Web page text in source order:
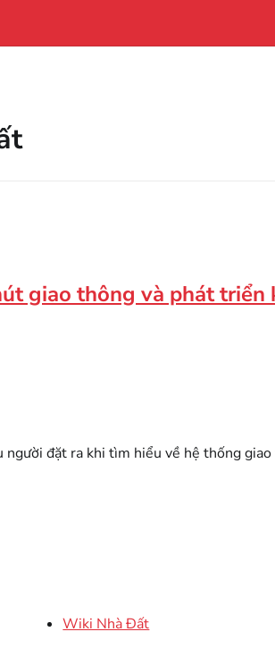
giao thông và phát triển
người đặt ra khi tìm hiểu về hệ thống
Wiki Nhà Đất